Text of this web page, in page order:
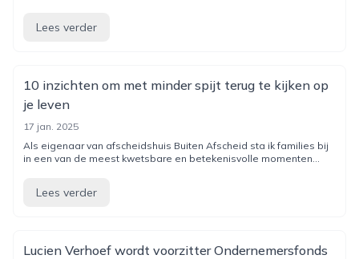
Lees verder
10 inzichten om met minder spijt terug te kijken op
je leven
17 jan. 2025
Als eigenaar van afscheidshuis Buiten Afscheid sta ik families bij
in een van de meest kwetsbare en betekenisvolle momenten...
Lees verder
Lucien Verhoef wordt voorzitter Ondernemersfonds